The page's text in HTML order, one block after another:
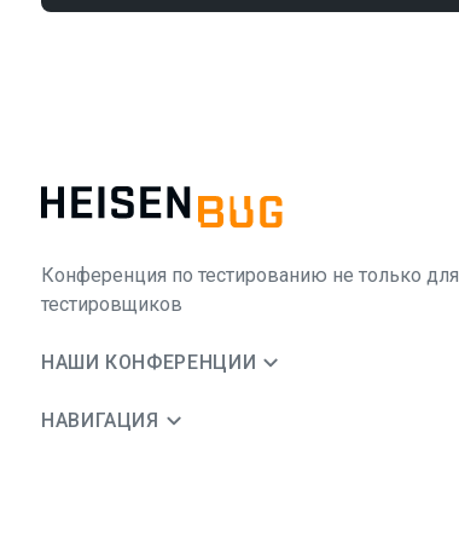
Конференция по тестированию не только для
тестировщиков
НАШИ КОНФЕРЕНЦИИ
НАВИГАЦИЯ